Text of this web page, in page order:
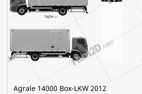
Agrale 14000 Box-LKW 2012